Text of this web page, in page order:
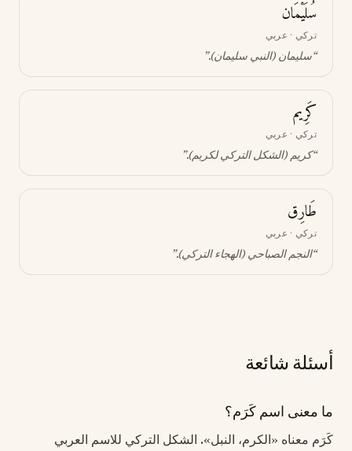
سُلَيْمَان
تركي · عربي
“سليمان (النبي سليمان).”
كَرِيم
تركي · عربي
“كريم (الشكل التركي لكريم).”
طَارِق
تركي · عربي
“النجم الصباحي (الهجاء التركي).”
أسئلة شائعة
ما معنى اسم كَرَم؟
كَرَم معناه «الكرم، النبل». الشكل التركي للاسم العربي